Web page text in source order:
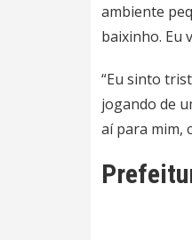
ambiente
baixinho. Eu
“Eu sinto
jogando de
aí para mim,